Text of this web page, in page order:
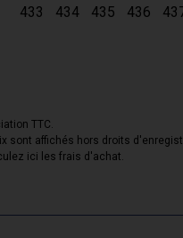
433 434 435 436
TTC.
sont affichés hors droits
ici les frais d'achat.